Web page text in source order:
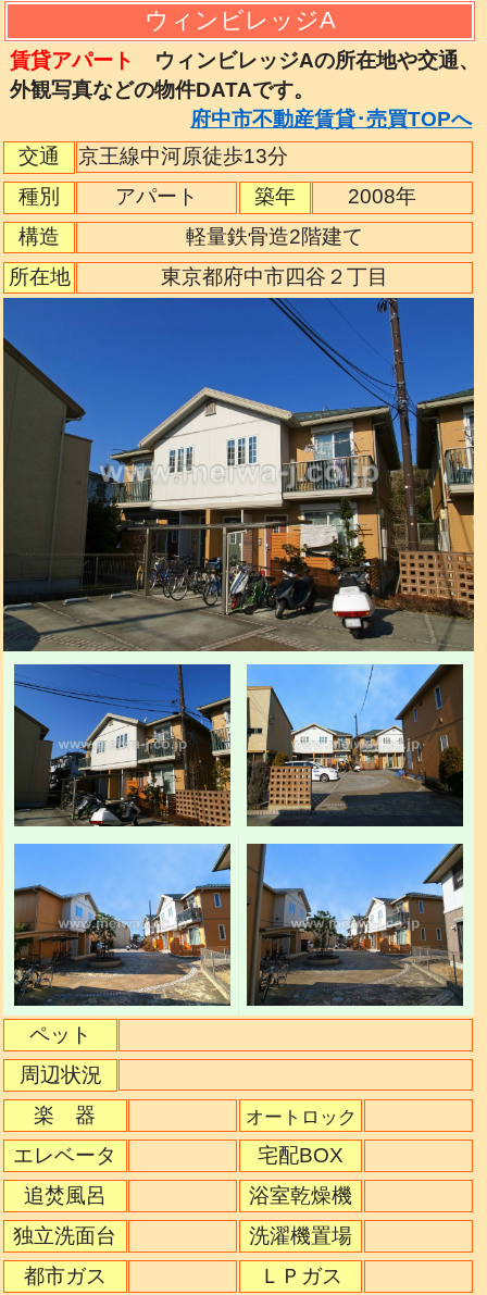
ウィンビレッジA
賃貸アパート
ウィンビレッジAの所在地や交通、
外観写真などの物件DATAです。
府中市不動産賃貸･売買TOPへ
交通
京王線中河原徒歩13分
種別
アパート 築年
2008年
構造
軽量鉄骨造2階建て
所在地
東京都府中市四谷２丁目
ペット
周辺状況
楽 器
オートロック
エレベータ
宅配BOX
追焚風呂
浴室乾燥機
独立洗面台
洗濯機置場
都市ガス
ＬＰガス